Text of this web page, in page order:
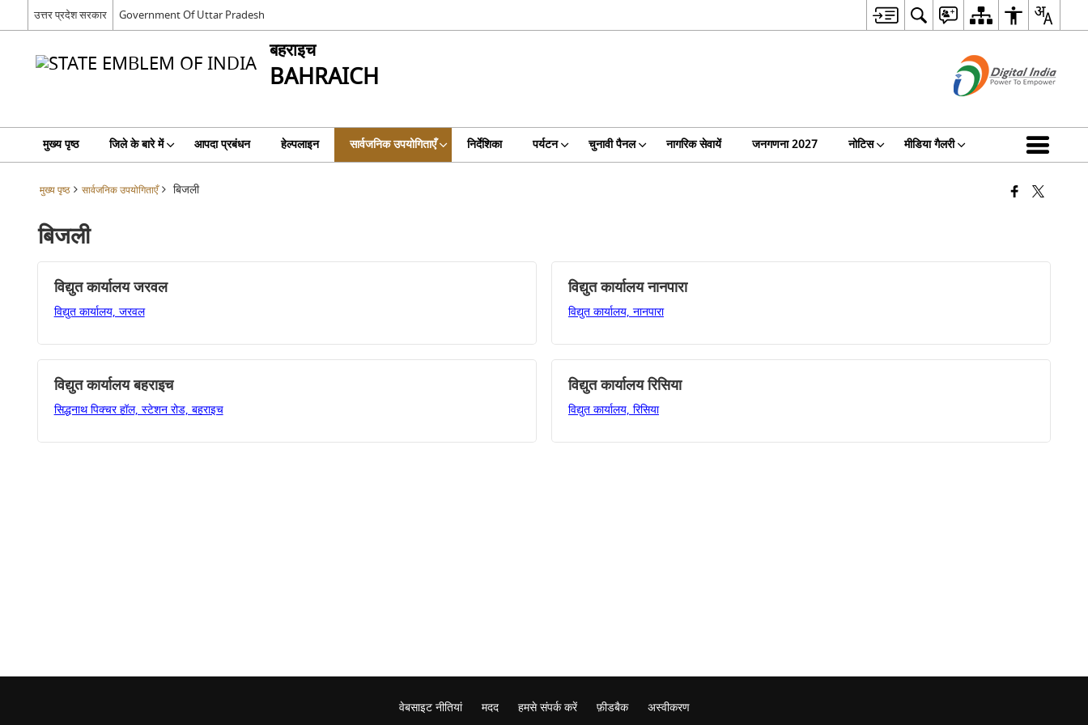
उत्तर प्रदेश सरकार Government Of Uttar Pradesh
बहराइच
BAHRAICH
मुख्य पृष्ठ जिले के बारे में आपदा प्रबंधन हेल्पलाइन सार्वजनिक उपयोगिताएँ निर्देशिका पर्यटन चुनावी पैनल नागरिक सेवायें जनगणना 2027 नोटिस मीडिया गैलरी
मुख्य पृष्ठ सार्वजनिक उपयोगिताएँ बिजली
बिजली
विद्युत कार्यालय जरवल
विद्युत कार्यालय, जरवल
विद्युत कार्यालय नानपारा
विद्युत कार्यालय, नानपारा
विद्युत कार्यालय बहराइच
सिद्धनाथ पिक्चर हॉल, स्टेशन रोड, बहराइच
विद्युत कार्यालय रिसिया
विद्युत कार्यालय, रिसिया
वेबसाइट नीतियां मदद हमसे संपर्क करें फ़ीडबैक अस्वीकरण